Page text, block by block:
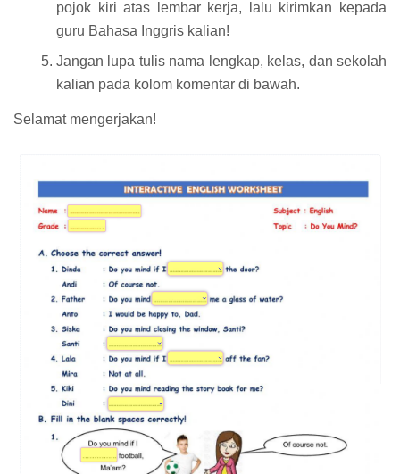
pojok kiri atas lembar kerja, lalu kirimkan kepada
guru Bahasa Inggris kalian!
Jangan lupa tulis nama lengkap, kelas, dan sekolah
kalian pada kolom komentar di bawah.
Selamat mengerjakan!